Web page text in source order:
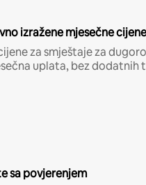
izražene mjesečne cijene
za smještaje za
uplata, bez dodatnih
sa povjerenjem